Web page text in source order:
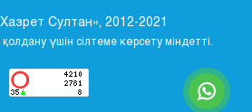
Султан», 2012-2021
үшін сілтеме көрсету міндетті.